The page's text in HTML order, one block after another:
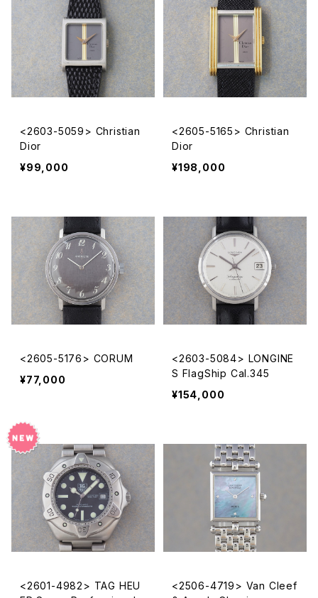
<2603-5059> Christian
Dior
¥99,000
<2605-5165> Christian
Dior
¥198,000
<2605-5176> CORUM
¥77,000
<2603-5084> LONGINE
S FlagShip Cal.345
¥154,000
<2601-4982> TAG HEU
<2506-4719> Van Cleef